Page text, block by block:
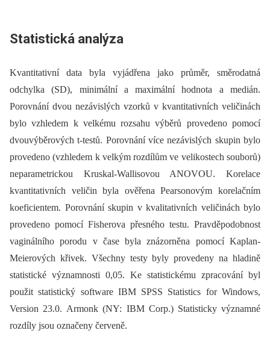
Statistická analýza
Kvantitativní data byla vyjádřena jako průměr, směrodatná
odchylka (SD), minimální a maximální hodnota a medián.
Porovnání dvou nezávislých vzorků v kvantitativních veličinách
bylo vzhledem k velkému rozsahu výběrů provedeno pomocí
dvouvýběrových t-testů. Porovnání více nezávislých skupin bylo
provedeno (vzhledem k velkým rozdílům ve velikostech souborů)
neparametrickou Kruskal-Wallisovou ANOVOU. Korelace
kvantitativních veličin byla ověřena Pearsonovým korelačním
koeficientem. Porovnání skupin v kvalitativních veličinách bylo
provedeno pomocí Fisherova přesného testu. Pravděpodobnost
vaginálního porodu v čase byla znázorněna pomocí Kaplan-
Meierových křivek. Všechny testy byly provedeny na hladině
statistické významnosti 0,05. Ke statistickému zpracování byl
použit statistický software IBM SPSS Statistics for Windows,
Version 23.0. Armonk (NY: IBM Corp.) Statisticky významné
rozdíly jsou označeny červeně.